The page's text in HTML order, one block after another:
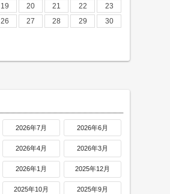
19 20 21 22
23
26 27 28 29
30
2026年7月 2026年6月
2026年4月 2026年3月
2026年1月 2025年12月
2025年10月 2025年9月